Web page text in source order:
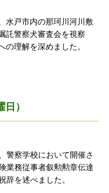
水戸市内の那珂川河川敷
託警察犬審査会を視察
の理解を深めました。
）
警察学校において開催さ
業務従事者叙勲勲章伝達
辞を述べました。